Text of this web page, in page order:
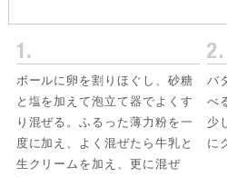
ボールに卵を割りほぐし、砂糖
と塩を加えて泡立て器でよくす
り混ぜる。ふるった薄力粉を一
度に加え、よく混ぜたら牛乳と
生クリームを加え、更に混ぜ
バ
べ
少
に